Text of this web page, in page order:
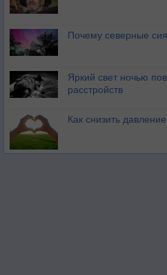
Почему северные
Яркий свет ночью
расстройств
Как снизить